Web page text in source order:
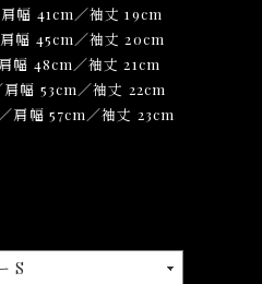
幅 41cm／袖丈 19cm
幅 45cm／袖丈 20cm
幅 48cm／袖丈 21cm
幅 53cm／袖丈 22cm
肩幅 57cm／袖丈 23cm